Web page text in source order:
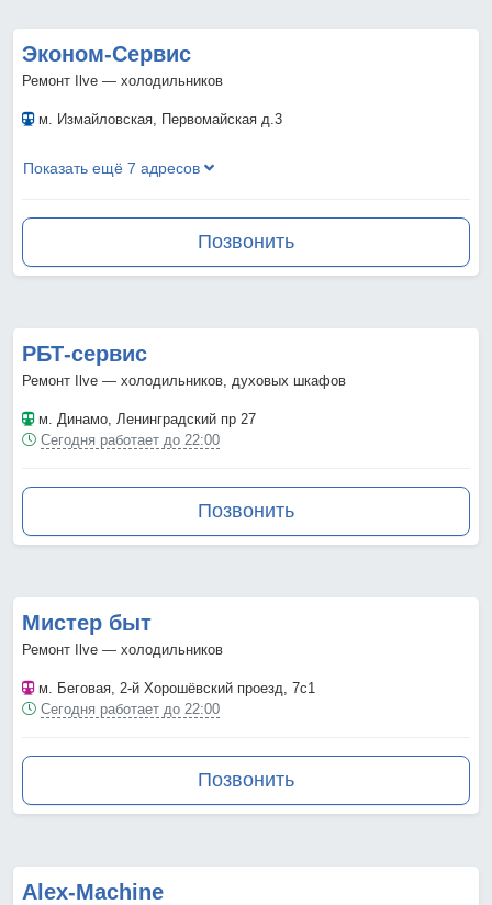
Эконом-Сервис
Ремонт Ilve — холодильников
м. Измайловская , Первомайская д.3
Показать ещё 7 адресов
Позвонить
РБТ-сервис
Ремонт Ilve — холодильников, духовых шкафов
м. Динамо , Ленинградский пр 27
Сегодня работает до 22:00
Позвонить
Мистер быт
Ремонт Ilve — холодильников
м. Беговая , 2-й Хорошёвский проезд, 7с1
Сегодня работает до 22:00
Позвонить
Аlex-Мachine